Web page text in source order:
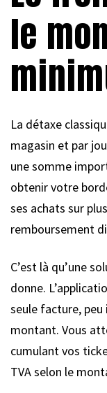
le
La détaxe
magasin et par
une somme
obtenir votre
ses achats sur
remboursement
C’est là qu’une
donne.
seule facture,
montant. Vous
cumulant vos
TVA selon le